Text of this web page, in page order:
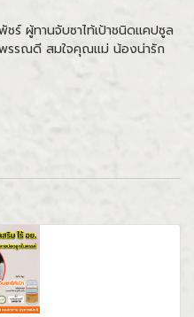
ผู้ทานจับซาไท้เป้าชนิดแคปซูล
รณดี สมใจคุณแม่ น้องน่ารัก